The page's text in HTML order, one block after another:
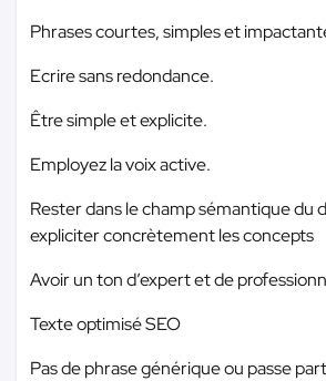
Phrases courtes, simples et
Ecrire sans redondance.
Être simple et explicite.
Employez la voix active.
Rester dans le champ sémantique du
expliciter concrètement les concepts
Avoir un ton d’expert et de
Texte optimisé SEO
Pas de phrase générique ou passe